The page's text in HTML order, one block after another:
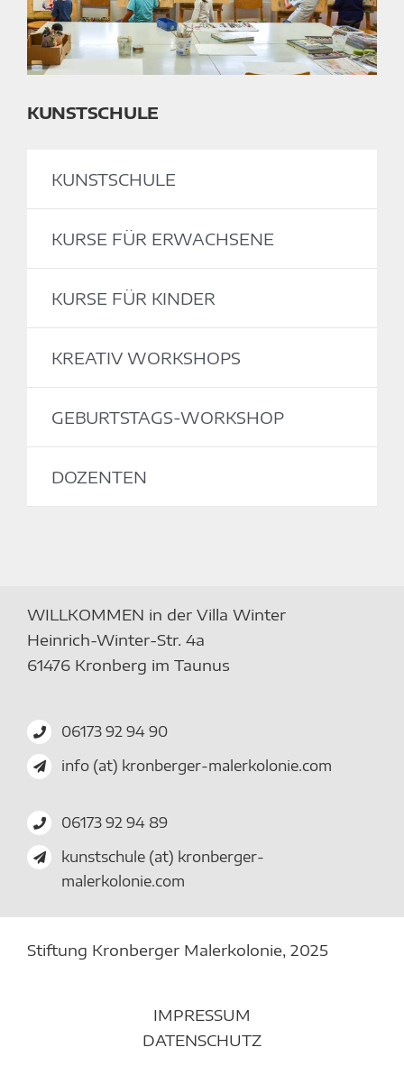
KUNSTSCHULE
KUNSTSCHULE
KURSE FÜR ERWACHSENE
KURSE FÜR KINDER
KREATIV WORKSHOPS
GEBURTSTAGS-WORKSHOP
DOZENTEN
WILLKOMMEN in der Villa Winter
Heinrich-Winter-Str. 4a
61476 Kronberg im Taunus
06173 92 94 90
info (at) kronberger-malerkolonie.com
06173 92 94 89
kunstschule (at) kronberger-
malerkolonie.com
Stiftung Kronberger Malerkolonie, 2025
IMPRESSUM
DATENSCHUTZ